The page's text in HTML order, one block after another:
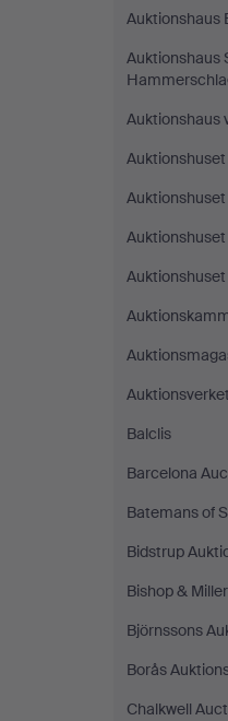
Auktionshaus
Auktionshaus
Auktionshaus
Auktionshuset
Auktionshuset
Balclis
Barcelona
Batemans of
Bidstrup
Bishop & Miller
Björnssons
Borås
Chalkwell